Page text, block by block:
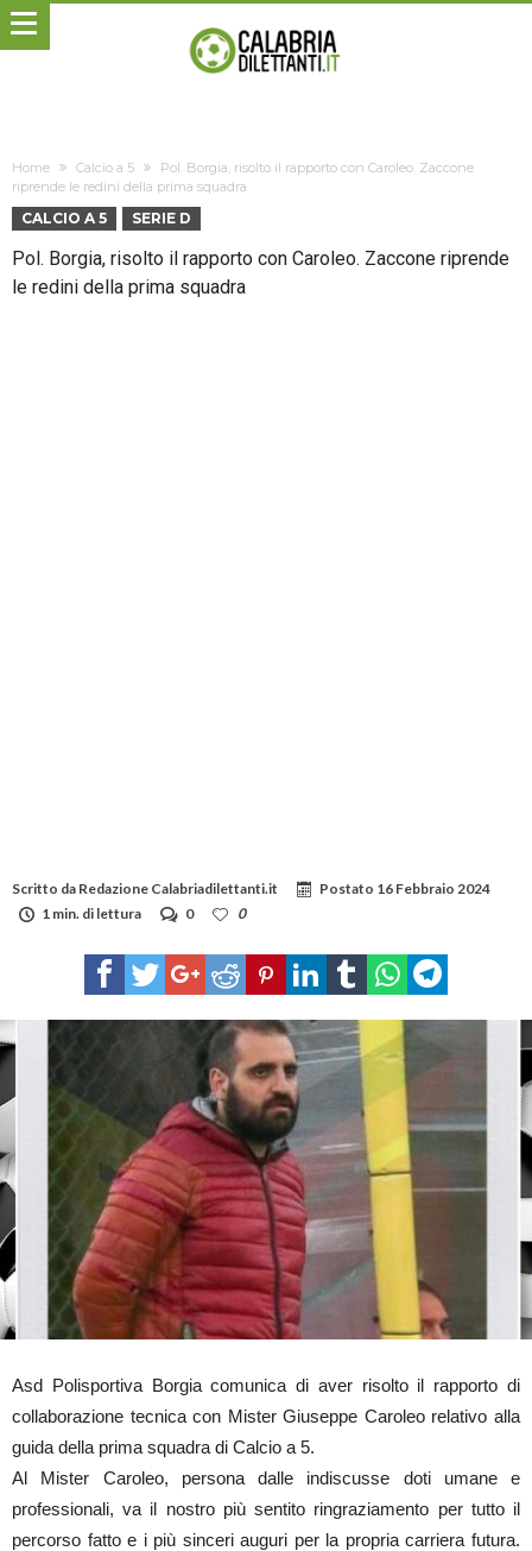
Home Calcio a 5
Pol. Borgia, risolto il rapporto con Caroleo. Zaccone
riprende le redini della prima squadra
CALCIO A 5 SERIE D
Pol. Borgia, risolto il rapporto con Caroleo. Zaccone riprende
le redini della prima squadra
Scritto da Redazione Calabriadilettanti.it Postato 16 Febbraio 2024
1 min. di lettura
0 0
Asd Polisportiva Borgia comunica di aver risolto il rapporto di
collaborazione tecnica con Mister Giuseppe Caroleo relativo alla
guida della prima squadra di Calcio a 5.
Al Mister Caroleo, persona dalle indiscusse doti umane e
professionali, va il nostro più sentito ringraziamento per tutto il
percorso fatto e i più sinceri auguri per la propria carriera futura.